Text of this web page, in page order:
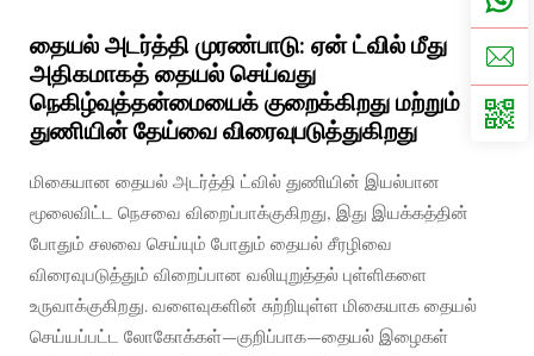
தையல் அடர்த்தி முரண்பாடு: ஏன் ட்வில் மீது
அதிகமாகத் தையல் செய்வது
நெகிழ்வுத்தன்மையைக் குறைக்கிறது மற்றும்
துணியின் தேய்வை விரைவுபடுத்துகிறது
மிகையான தையல் அடர்த்தி ட்வில் துணியின் இயல்பான
மூலைவிட்ட நெசவை விறைப்பாக்குகிறது, இது இயக்கத்தின்
போதும் சலவை செய்யும் போதும் தையல் சீரழிவை
விரைவுபடுத்தும் விறைப்பான வலியுறுத்தல் புள்ளிகளை
உருவாக்குகிறது. வளைவுகளின் சுற்றியுள்ள மிகையாக தையல்
செய்யப்பட்ட லோகோக்கள்—குறிப்பாக—தையல் இழைகள்